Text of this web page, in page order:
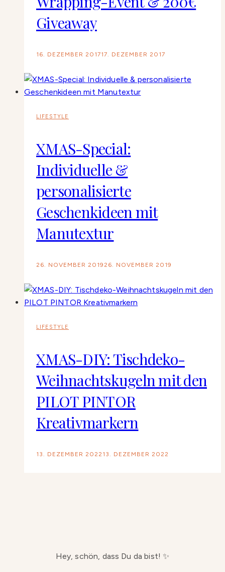
Giveaway
16. DEZEMBER 201717. DEZEMBER 2017
LIFESTYLE
XMAS-Special:
Individuelle &
personalisierte
Geschenkideen mit
Manutextur
26. NOVEMBER 2019 26. NOVEMBER 2019
LIFESTYLE
XMAS-DIY: Tischdeko-
Weihnachtskugeln mit den
PILOT PINTOR
Kreativmarkern
13. DEZEMBER 2022 13. DEZEMBER 2022
Hey, schön, dass Du da bist! ✨